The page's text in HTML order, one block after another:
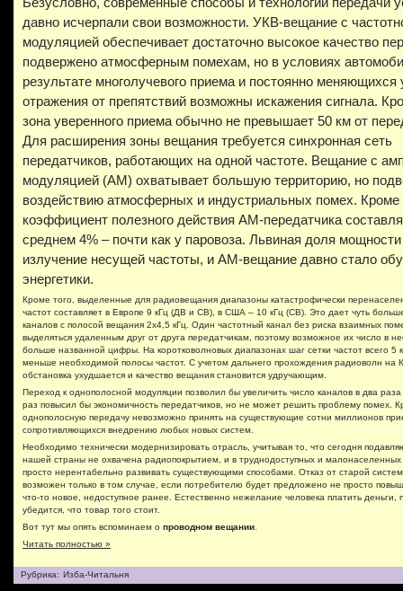
давно исчерпали свои возможности. УКВ-вещание с
модуляцией обеспечивает достаточно высокое качество
подвержено атмосферным помехам, но в условиях
результате многолучевого приема и постоянно меняющихся
отражения от препятствий возможны искажения сигнала.
зона уверенного приема обычно не превышает 50 км от
Для расширения зоны вещания требуется синхронная сеть
передатчиков, работающих на одной частоте. Вещание с
модуляцией (АМ) охватывает большую территорию, но
воздействию атмосферных и индустриальных помех. Кроме
коэффициент полезного действия АМ-передатчика
среднем 4% – почти как у паровоза. Львиная доля мощности
излучение несущей частоты, и АМ-вещание давно стало
энергетики.
Кроме того, выделенные для радиовещания диапазоны катастрофически
частот составляет в Европе 9 кГц (ДВ и СВ), в США – 10 кГц (СВ). Это дает чуть
каналов с полосой вещания 2х4,5 кГц. Один частотный канал без риска взаимных
выделяться удаленным друг от друга передатчикам, поэтому возможное их число в
больше названной цифры. На коротковолновых диапазонах шаг сетки частот всего 5
меньше необходимой полосы частот. С учетом дальнего прохождения радиоволн на
обстановка ухудшается и качество вещания становится удручающим.
Переход к однополосной модуляции позволил бы увеличить число каналов в два раза
раз повысил бы экономичность передатчиков, но не может решить проблему помех.
однополосную передачу невозможно принять на существующие сотни миллионов
сопротивляющихся внедрению любых новых систем.
Необходимо технически модернизировать отрасль, учитывая то, что сегодня
нашей страны не охвачена радиопокрытием, и в труднодоступных и малонаселенных
просто нерентабельно развивать существующими способами. Отказ от старой
возможен только в том случае, если потребителю будет предложено не просто
что-то новое, недоступное ранее. Естественно нежелание человека платить деньги,
убедится, что товар того стоит.
Вот тут мы опять вспоминаем о проводном вещании
Читать полностью »
Рубрика: Изба-Читальня